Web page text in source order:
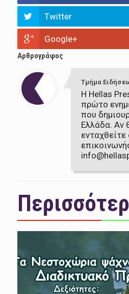
Twitter
Google+
Αρθρογράφος
Τμήμα
Η Hellas
πρώτο
που
Ελλάδα. Αν